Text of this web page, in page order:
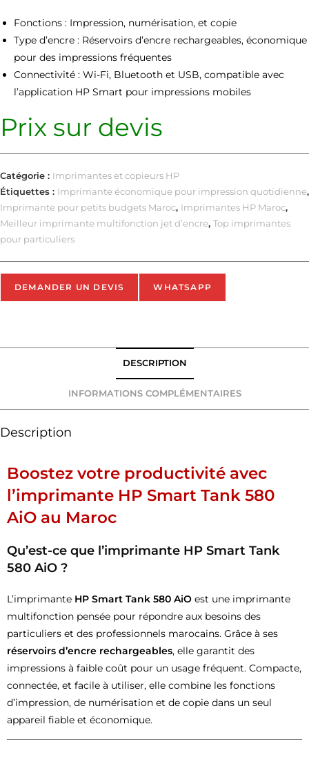
Fonctions : Impression, numérisation, et copie
Type d’encre : Réservoirs d’encre rechargeables, économique
pour des impressions fréquentes
Connectivité : Wi-Fi, Bluetooth et USB, compatible avec
l’application HP Smart pour impressions mobiles
Prix sur devis
Catégorie : Imprimantes et copieurs HP
Étiquettes : Imprimante économique pour impression quotidienne,
Imprimante pour petits budgets Maroc, Imprimantes HP Maroc,
Meilleur imprimante multifonction jet d’encre, Top imprimantes
pour particuliers
DEMANDER UN DEVIS WHATSAPP
DESCRIPTION
INFORMATIONS COMPLÉMENTAIRES
Description
Boostez votre productivité avec
l’imprimante HP Smart Tank 580
AiO au Maroc
Qu’est-ce que l’imprimante HP Smart Tank
580 AiO ?
L’imprimante HP Smart Tank 580 AiO est une imprimante
multifonction pensée pour répondre aux besoins des
particuliers et des professionnels marocains. Grâce à ses
réservoirs d’encre rechargeables, elle garantit des
impressions à faible coût pour un usage fréquent. Compacte,
connectée, et facile à utiliser, elle combine les fonctions
d’impression, de numérisation et de copie dans un seul
appareil fiable et économique.